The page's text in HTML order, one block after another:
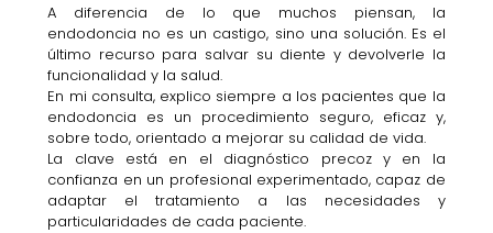
A diferencia de lo que muchos piensan, la
endodoncia no es un castigo, sino una solución. Es el
último recurso para salvar su diente y devolverle la
funcionalidad y la salud.
En mi consulta, explico siempre a los pacientes que la
endodoncia es un procedimiento seguro, eficaz y,
sobre todo, orientado a mejorar su calidad de vida.
La clave está en el diagnóstico precoz y en la
confianza en un profesional experimentado, capaz de
adaptar el tratamiento a las necesidades y
particularidades de cada paciente.